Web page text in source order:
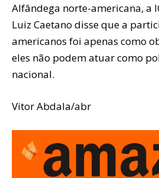
Alfândega norte-americana, a
Luiz Caetano disse que a
americanos foi apenas como
eles não podem atuar como
nacional.
Vitor Abdala/abr